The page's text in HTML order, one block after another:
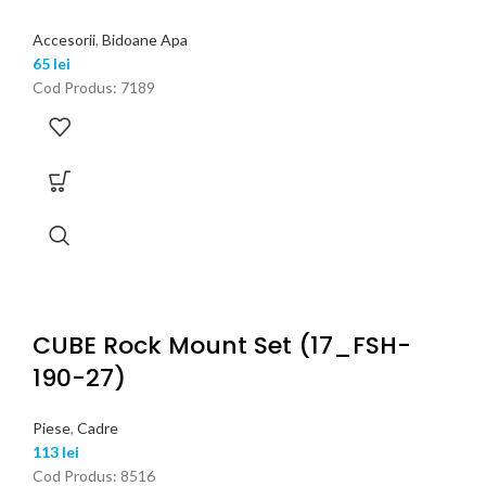
Accesorii, Bidoane Apa
65 lei
Cod Produs: 7189
CUBE Rock Mount Set (17_FSH-
190-27)
Piese, Cadre
113 lei
Cod Produs: 8516